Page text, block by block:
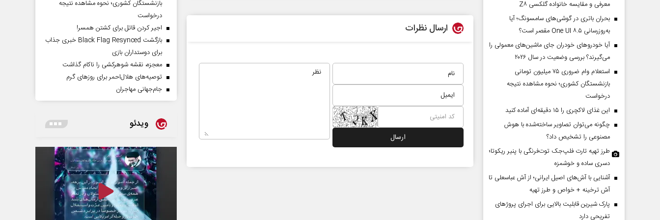
ارسال نظرات
معرفی و مقایسه خانواده گلکسی Z۸
بحران باتری در گوشی‌های سامسونگ؛ آیا
به‌روزرسانی One UI ۸.۵ مقصر است؟
آیا خودروهای خودران جای ماشین‌های معمولی را
می‌گیرند؟ بررسی وضعیت در سال ۲۰۲۶
استعلام وام ضروری ۷۵ میلیون تومانی
بازنشستگان کشوری؛ نحوه مشاهده نتیجه
درخواست
این غذای لاکچری را ۱۵ دقیقه‌ای آماده کنید
چگونه می‌توان تصاویر ساخته‌شده با هوش
مصنوعی را تشخیص داد؟
طرز تهیه تارت فلپ‌جک توت‌فرنگی با پنیر ریکوتا؛
دسری ساده و خوشمزه
آشنایی با آش‌های اصیل ایرانی؛ از آش عباسعلی تا
آش ترخینه + خواص و طرز تهیه
پارک شیرین قابلیت‌ بالایی برای اجرای پروژهای
تفریحی دارد
بازنشستگان کشوری؛ نحوه مشاهده نتیجه
درخواست
اجیر کردن قاتل برای کشتن همسر!
بازگشت Black Flag Resynced خبری جذاب
برای دوستداران بازی
معجزه، نقشه شوهرکشی را ناکام گذاشت
توصیه‌های هلال‌احمر برای روز‌های گرم
جام‌جهانی مهاجران
ویدئو